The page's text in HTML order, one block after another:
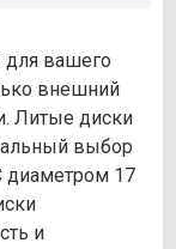
для вашего
внешний
Литые диски
выбор
диаметром 17
и